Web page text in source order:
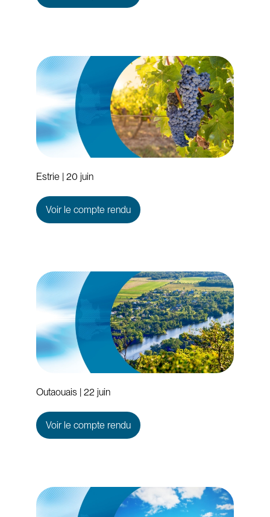
Estrie | 20 juin
Voir le compte rendu
Outaouais | 22 juin
Voir le compte rendu